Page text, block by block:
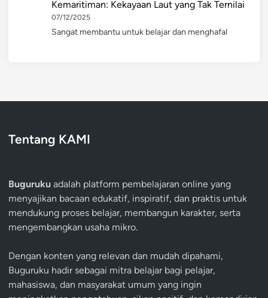
Kemaritiman: Kekayaan Laut yang Tak Ternilai
07/12/2025
Sangat membantu untuk belajar dan menghafal
Tentang KAMI
Buguruku adalah platform pembelajaran online yang
menyajikan bacaan edukatif, inspiratif, dan praktis untuk
mendukung proses belajar, membangun karakter, serta
mengembangkan usaha mikro.
Dengan konten yang relevan dan mudah dipahami,
Buguruku hadir sebagai mitra belajar bagi pelajar,
mahasiswa, dan masyarakat umum yang ingin